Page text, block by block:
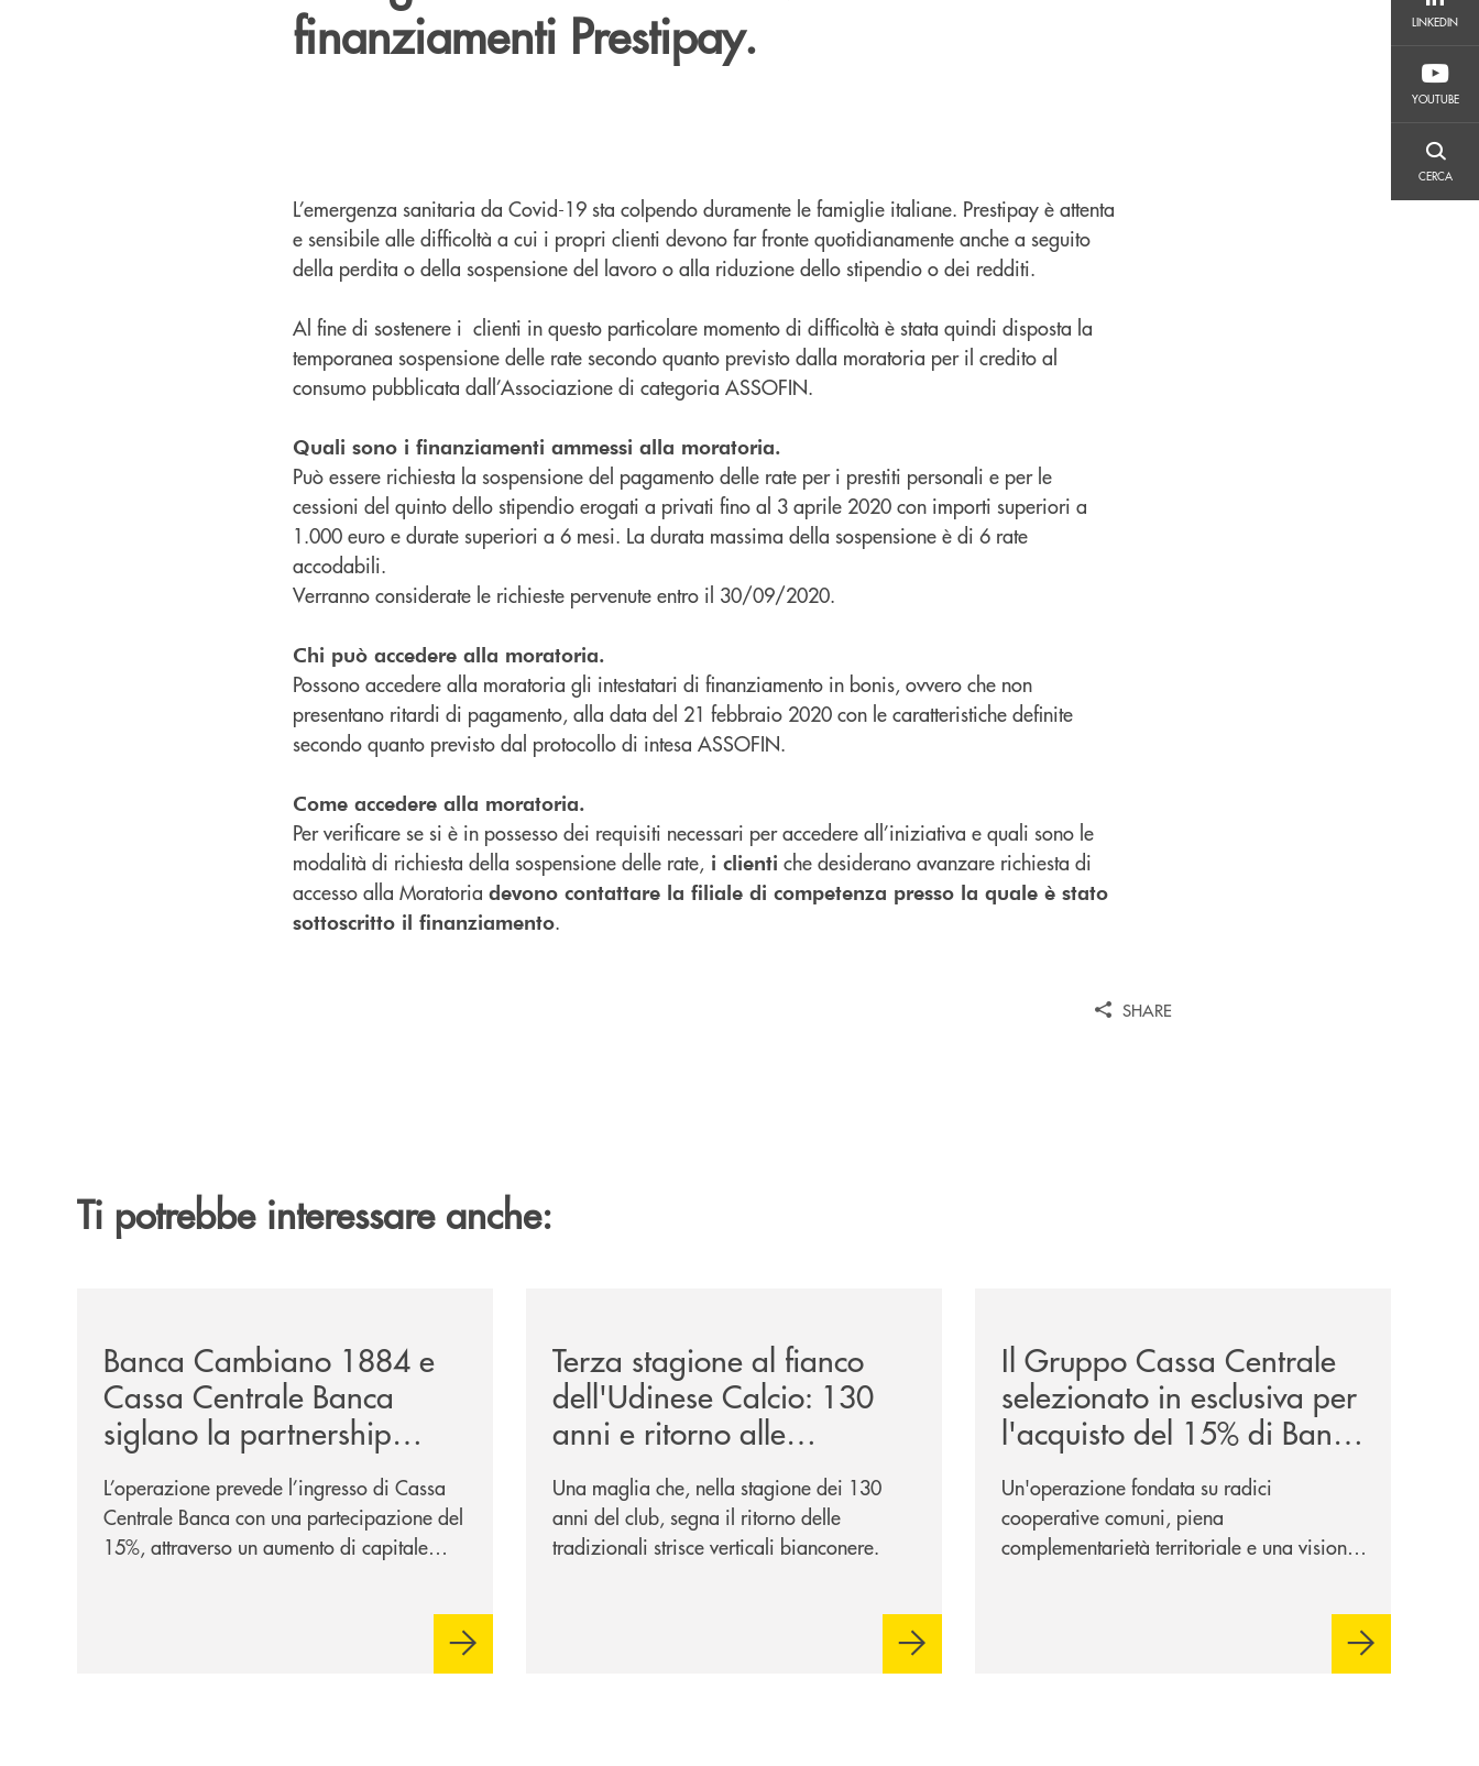
LINKEDIN
YOUTUBE
CERCA
finanziamenti Prestipay.
L’emergenza sanitaria da Covid-19 sta colpendo duramente le famiglie italiane. Prestipay è attenta
e sensibile alle difficoltà a cui i propri clienti devono far fronte quotidianamente anche a seguito
della perdita o della sospensione del lavoro o alla riduzione dello stipendio o dei redditi.
Al fine di sostenere i clienti in questo particolare momento di difficoltà è stata quindi disposta la
temporanea sospensione delle rate secondo quanto previsto dalla moratoria per il credito al
consumo pubblicata dall’Associazione di categoria ASSOFIN.
Quali sono i finanziamenti ammessi alla moratoria.
Può essere richiesta la sospensione del pagamento delle rate per i prestiti personali e per le
cessioni del quinto dello stipendio erogati a privati fino al 3 aprile 2020 con importi superiori a
1.000 euro e durate superiori a 6 mesi. La durata massima della sospensione è di 6 rate
accodabili.
Verranno considerate le richieste pervenute entro il 30/09/2020.
Chi può accedere alla moratoria.
Possono accedere alla moratoria gli intestatari di finanziamento in bonis, ovvero che non
presentano ritardi di pagamento, alla data del 21 febbraio 2020 con le caratteristiche definite
secondo quanto previsto dal protocollo di intesa ASSOFIN.
Come accedere alla moratoria.
Per verificare se si è in possesso dei requisiti necessari per accedere all’iniziativa e quali sono le
modalità di richiesta della sospensione delle rate, i clienti che desiderano avanzare richiesta di
accesso alla Moratoria devono contattare la filiale di competenza presso la quale è stato
sottoscritto il finanziamento.
SHARE
Ti potrebbe interessare anche:
Banca Cambiano 1884 e
Cassa Centrale Banca
siglano la partnership
strategica
L’operazione prevede l’ingresso di Cassa
Centrale Banca con una partecipazione del
15%, attraverso un aumento di capitale
sulla condivisione di valori comuni e sulla
prossimità ai territori, per ampliare l’offerta
Terza stagione al fianco
dell'Udinese Calcio: 130
anni e ritorno alle
tradizioni
Una maglia che, nella stagione dei 130
anni del club, segna il ritorno delle
tradizionali strisce verticali bianconere.
Il Gruppo Cassa Centrale
selezionato in esclusiva per
l'acquisto del 15% di Banca
Cambiano 1884
Un'operazione fondata su radici
cooperative comuni, piena
complementarietà territoriale e una visione